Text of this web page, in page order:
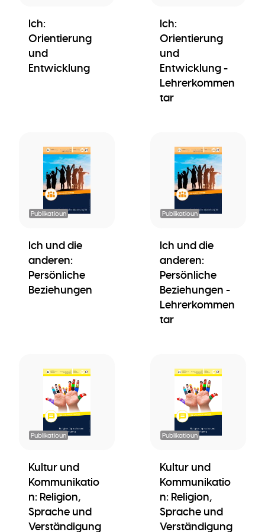
Ich:
Orientierung
und
Entwicklung
Ich:
Orientierung
und
Entwicklung -
Lehrerkommen
tar
Publikatioun
Ich und die
anderen:
Persönliche
Beziehungen
Publikatioun
Ich und die
anderen:
Persönliche
Beziehungen -
Lehrerkommen
tar
Publikatioun
Kultur und
Kommunikatio
n: Religion,
Sprache und
Verständigung
Publikatioun
Kultur und
Kommunikatio
n: Religion,
Sprache und
Verständigung